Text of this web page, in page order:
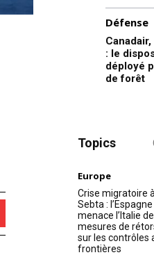
Défense
: le
déployé
de forêt
Topics
Europe
Crise migratoire à
Sebta : l’Espagne
menace l’Italie de
mesures de
sur les contrôles
frontières